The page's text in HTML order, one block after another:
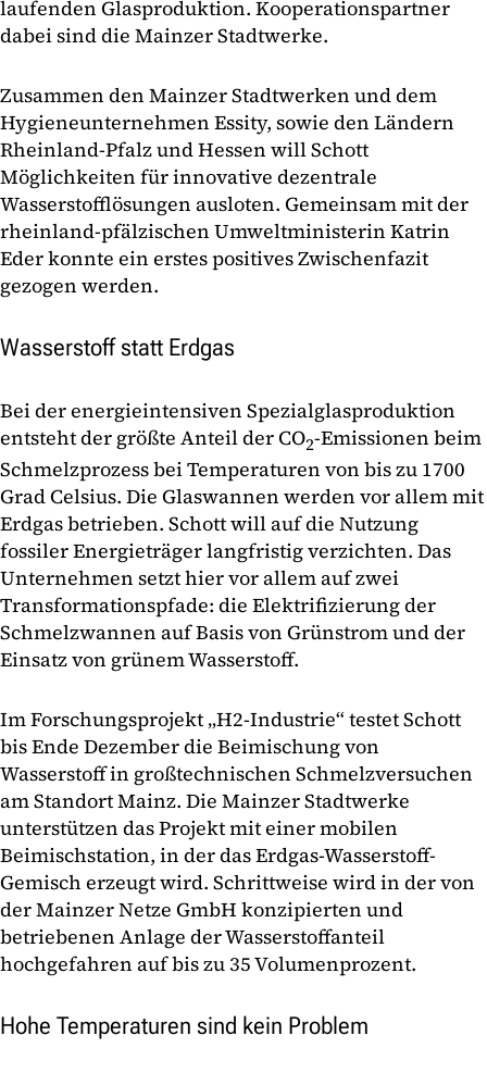
laufenden Glasproduktion. Kooperationspartner
dabei sind die Mainzer Stadtwerke.
Zusammen den Mainzer Stadtwerken und dem
Hygieneunternehmen Essity, sowie den Ländern
Rheinland-Pfalz und Hessen will Schott
Möglichkeiten für innovative dezentrale
Wasserstofflösungen ausloten. Gemeinsam mit der
rheinland-pfälzischen Umweltministerin Katrin
Eder konnte ein erstes positives Zwischenfazit
gezogen werden.
Wasserstoff statt Erdgas
Bei der energieintensiven Spezialglasproduktion
entsteht der größte Anteil der CO2-Emissionen beim
Schmelzprozess bei Temperaturen von bis zu 1700
Grad Celsius. Die Glaswannen werden vor allem mit
Erdgas betrieben. Schott will auf die Nutzung
fossiler Energieträger langfristig verzichten. Das
Unternehmen setzt hier vor allem auf zwei
Transformationspfade: die Elektrifizierung der
Schmelzwannen auf Basis von Grünstrom und der
Einsatz von grünem Wasserstoff.
Im Forschungsprojekt „H2-Industrie“ testet Schott
bis Ende Dezember die Beimischung von
Wasserstoff in großtechnischen Schmelzversuchen
am Standort Mainz. Die Mainzer Stadtwerke
unterstützen das Projekt mit einer mobilen
Beimischstation, in der das Erdgas-Wasserstoff-
Gemisch erzeugt wird. Schrittweise wird in der von
der Mainzer Netze GmbH konzipierten und
betriebenen Anlage der Wasserstoffanteil
hochgefahren auf bis zu 35 Volumenprozent.
Hohe Temperaturen sind kein Problem